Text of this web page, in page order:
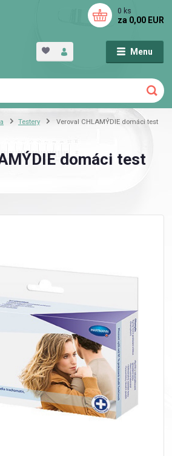
Menu
0 ks
za 0,00 EUR
Testery
Veroval CHLAMÝDIE domáci test
domáci test